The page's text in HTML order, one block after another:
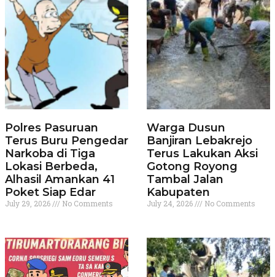
Polres Pasuruan
Terus Buru Pengedar
Narkoba di Tiga
Lokasi Berbeda,
Alhasil Amankan 41
Poket Siap Edar
July 29, 2026 No Comments
Warga Dusun
Banjiran Lebakrejo
Terus Lakukan Aksi
Gotong Royong
Tambal Jalan
Kabupaten
July 24, 2026 No Comments